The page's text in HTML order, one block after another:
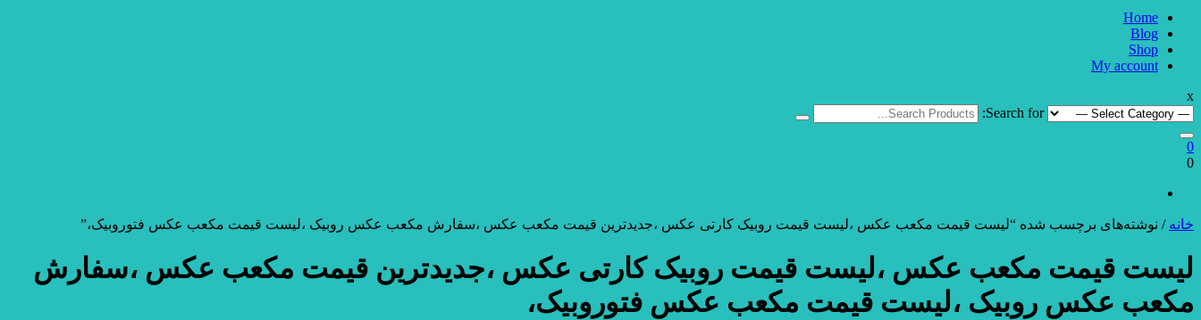
Home
Blog
Shop
My account
x
Search for:
0
0
خانه / نوشته‌های برچسب شده “لیست قیمت مکعب عکس ،لیست قیمت روبیک کارتی عکس ،جدیدترین قیمت مکعب عکس ،سفارش مکعب عکس روبیک ،لیست قیمت مکعب عکس فتوروبیک،”
لیست قیمت مکعب عکس ،لیست قیمت روبیک کارتی عکس ،جدیدترین قیمت مکعب عکس ،سفارش
مکعب عکس روبیک ،لیست قیمت مکعب عکس فتوروبیک،